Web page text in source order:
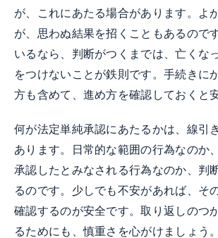
が、これにあたる場合があります。よ
が、思わぬ結果を招くこともあるので
いるなら、判断がつくまでは、亡くな
をつけないことが鉄則です。手続きに
方も含めて、進め方を確認しておくと
何が法定単純承認にあたるかは、線引
あります。日常的な範囲の行為なのか
承認したとみなされる行為なのか、判
るのです。少しでも不安があれば、そ
確認するのが安全です。取り返しのつ
るためにも、慎重さを心がけましょう